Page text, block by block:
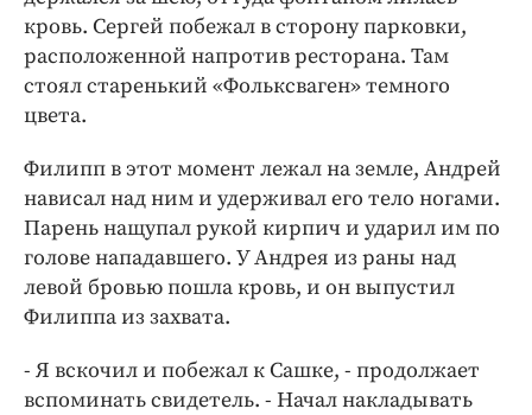
кровь. Сергей побежал в сторону парковки,
расположенной напротив ресторана. Там
стоял старенький «Фольксваген» темного
цвета.
Филипп в этот момент лежал на земле, Андрей
нависал над ним и удерживал его тело ногами.
Парень нащупал рукой кирпич и ударил им по
голове нападавшего. У Андрея из раны над
левой бровью пошла кровь, и он выпустил
Филиппа из захвата.
- Я вскочил и побежал к Сашке, - продолжает
вспоминать свидетель. - Начал накладывать